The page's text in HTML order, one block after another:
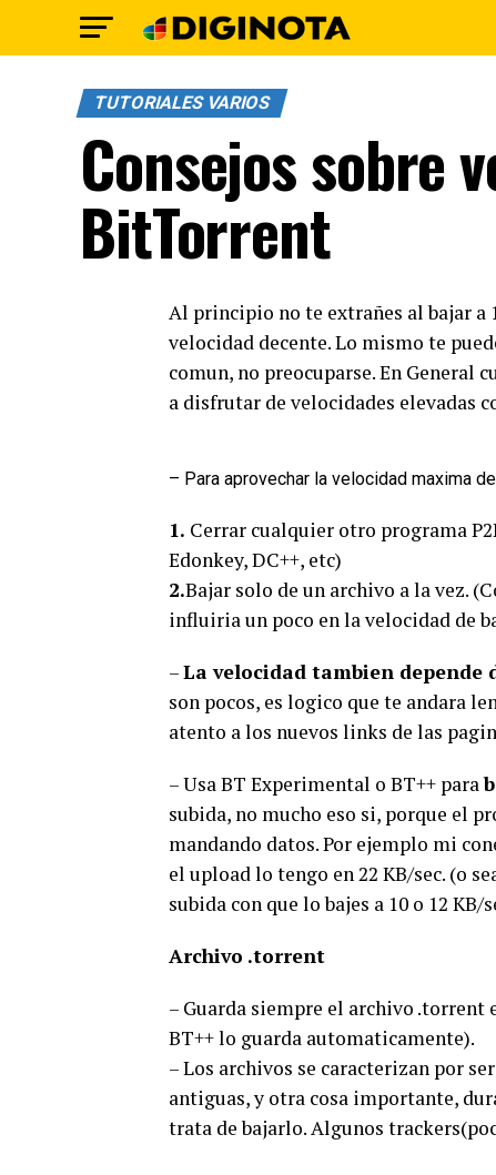
TUTORIALES VARIOS
Consejos sobre
BitTorrent
Al principio no te extrañes al bajar a
velocidad decente. Lo mismo te
comun, no preocuparse. En General
a disfrutar de velocidades elevadas
– Para aprovechar la velocidad maxima
1. Cerrar cualquier otro programa
Edonkey, DC++, etc)
2.Bajar solo de un archivo a la vez.
influiria un poco en la velocidad de
–La velocidad tambien depende
son pocos, es logico que te andara
atento a los nuevos links de las
– Usa BT Experimental o BT++ para
subida, no mucho eso si, porque el
mandando datos. Por ejemplo mi
el upload lo tengo en 22 KB/sec. (o
subida con que lo bajes a 10 o 12 KB/
Archivo .torrent
– Guarda siempre el archivo .torrent
BT++ lo guarda automaticamente).
– Los archivos se caracterizan por
antiguas, y otra cosa importante,
trata de bajarlo. Algunos